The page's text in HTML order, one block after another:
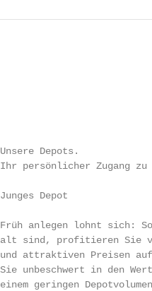
Depots.
Zugang zu
Depot
anlegen lohnt sich:
sind, profitieren Sie
attraktiven Preisen auf
in den
geringen